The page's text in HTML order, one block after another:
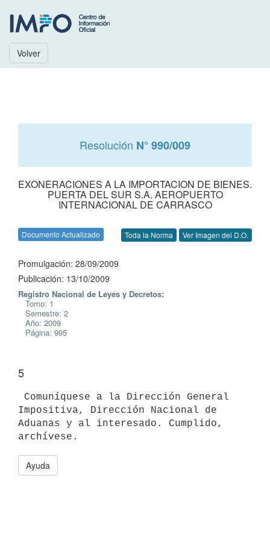
Volver
Resolución N° 990/009
EXONERACIONES A LA IMPORTACION DE BIENES.
PUERTA DEL SUR S.A. AEROPUERTO
INTERNACIONAL DE CARRASCO
Documento Actualizado Toda la Norma Ver Imagen del D.O.
Promulgación: 28/09/2009
Publicación: 13/10/2009
Registro Nacional de Leyes y Decretos:
Tomo: 1
Semestre: 2
Año: 2009
Página: 995
5
Impositiva, Dirección Nacional de
Aduanas y al interesado. Cumplido,
Ayuda